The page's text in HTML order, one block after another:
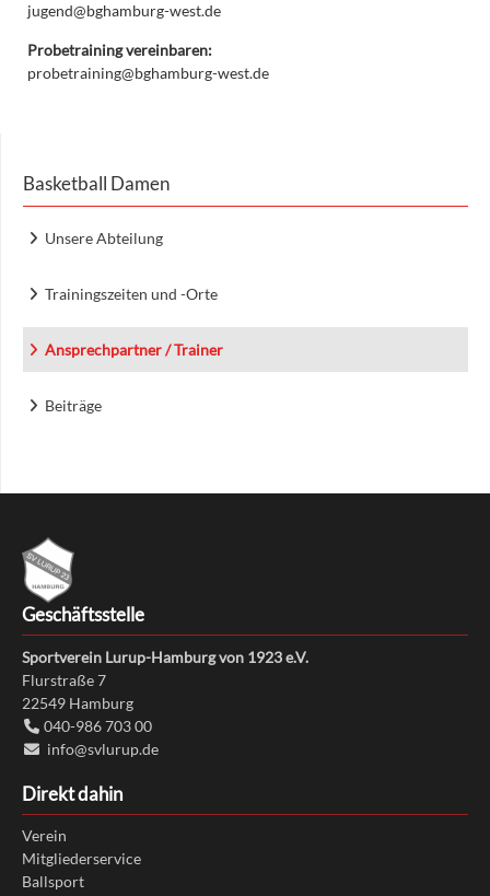
jugend@bghamburg-west.de
Probetraining vereinbaren:
probetraining@bghamburg-west.de
Basketball Damen
Unsere Abteilung
Trainingszeiten und -Orte
Ansprechpartner / Trainer
Beiträge
Geschäftsstelle
Sportverein Lurup-Hamburg von 1923 e.V.
Flurstraße 7
22549 Hamburg
040-986 703 00
info@svlurup.de
Direkt dahin
Verein
Mitgliederservice
Ballsport